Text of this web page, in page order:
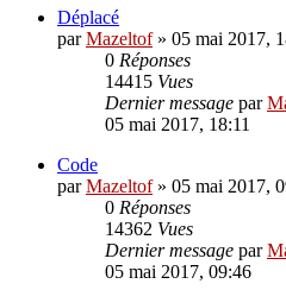
Déplacé
parMazeltof» 05 mai 2017,
0 Réponses
14415 Vues
Dernier message par
05 mai 2017, 18:11
Code
parMazeltof» 05 mai 2017,
0 Réponses
14362 Vues
Dernier message par
05 mai 2017, 09:46